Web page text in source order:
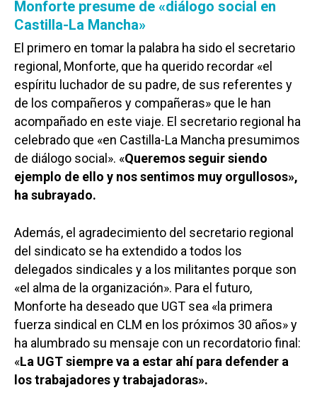
Monforte presume de «diálogo social en
Castilla-La Mancha»
El primero en tomar la palabra ha sido el secretario
regional, Monforte, que ha querido recordar «el
espíritu luchador de su padre, de sus referentes y
de los compañeros y compañeras» que le han
acompañado en este viaje. El secretario regional ha
celebrado que «en Castilla-La Mancha presumimos
de diálogo social». «Queremos seguir siendo
ejemplo de ello y nos sentimos muy orgullosos»,
ha subrayado.
Además, el agradecimiento del secretario regional
del sindicato se ha extendido a todos los
delegados sindicales y a los militantes porque son
«el alma de la organización». Para el futuro,
Monforte ha deseado que UGT sea «la primera
fuerza sindical en CLM en los próximos 30 años» y
ha alumbrado su mensaje con un recordatorio final:
«La UGT siempre va a estar ahí para defender a
los trabajadores y trabajadoras».